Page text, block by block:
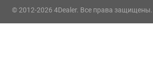
© 2012-2026 4Dealer. Все права защищены.